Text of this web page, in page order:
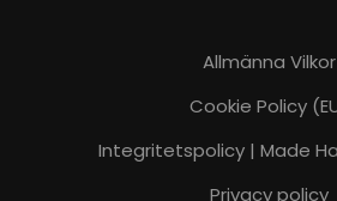
Allmänna Vilkor
Cookie Policy
Integritetspolicy | Made
Privacy policy